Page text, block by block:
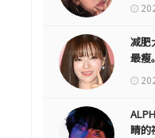
减肥
最瘦。
睛的